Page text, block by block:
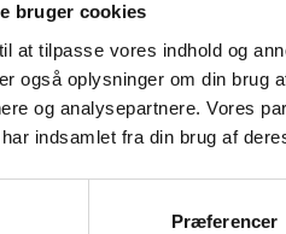
bruger cookies
at tilpasse vores indhold og
også oplysninger om din brug
og analysepartnere. Vores
indsamlet fra din brug af
Præferencer